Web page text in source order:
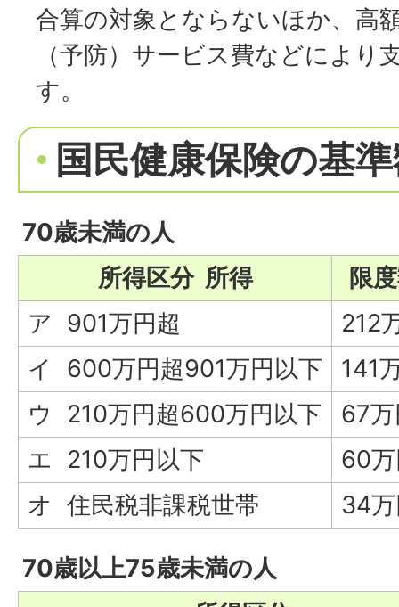
合算の対象とならないほか、高
（予防）サービス費などにより
す。
国民健康保険の基
70歳未満の人
所得区分 所得
限
ア 901万円超
212
イ 600万円超901万円以下
141
ウ 210万円超600万円以下
67
エ 210万円以下
60
オ 住民税非課税世帯
34
70歳以上75歳未満の人